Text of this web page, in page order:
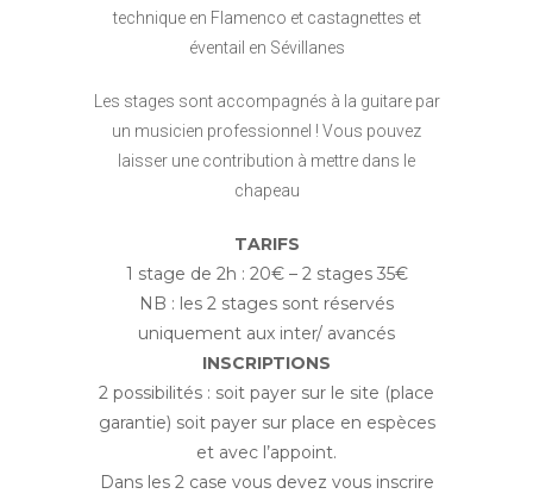
technique en Flamenco et castagnettes et
éventail en Sévillanes
Les stages sont accompagnés à la guitare par
un musicien professionnel ! Vous pouvez
laisser une contribution à mettre dans le
chapeau
TARIFS
1 stage de 2h : 20€ – 2 stages 35€
NB : les 2 stages sont réservés
uniquement aux inter/ avancés
INSCRIPTIONS
2 possibilités : soit payer sur le site (place
garantie) soit payer sur place en espèces
et avec l’appoint.
Dans les 2 case vous devez vous inscrire